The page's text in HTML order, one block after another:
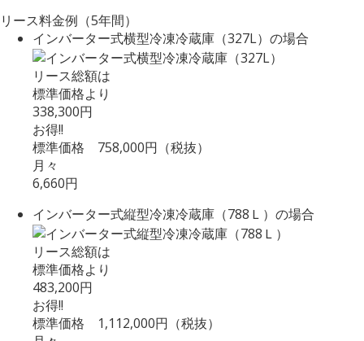
リース料金例（5年間）
インバーター式横型冷凍冷蔵庫（327L）の場合
リース総額は
標準価格より
338,300円
お得!!
標準価格 758,000円（税抜）
月々
6,660円
インバーター式縦型冷凍冷蔵庫（788Ｌ）の場合
リース総額は
標準価格より
483,200円
お得!!
標準価格 1,112,000円（税抜）